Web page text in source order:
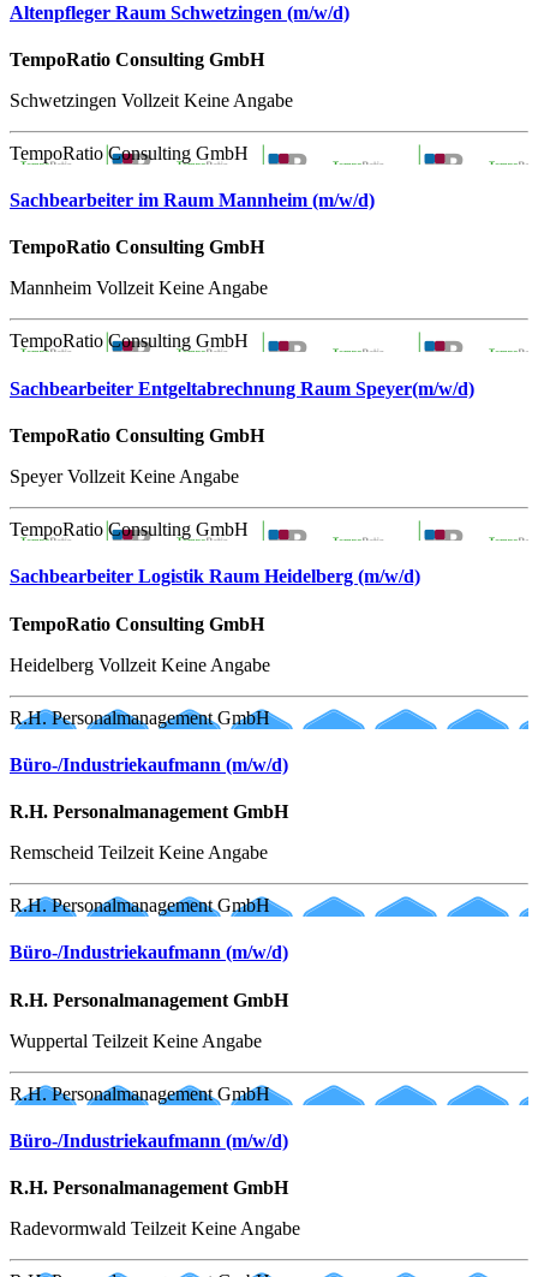
Altenpfleger Raum Schwetzingen (m/w/d)
TempoRatio Consulting GmbH
Schwetzingen Vollzeit Keine Angabe
TempoRatio Consulting GmbH
Sachbearbeiter im Raum Mannheim (m/w/d)
TempoRatio Consulting GmbH
Mannheim VollzeitKeine Angabe
TempoRatio Consulting GmbH
Sachbearbeiter Entgeltabrechnung Raum Speyer(m/w/d)
TempoRatio Consulting GmbH
SpeyerVollzeit Keine Angabe
TempoRatio Consulting GmbH
Sachbearbeiter Logistik Raum Heidelberg (m/w/d)
TempoRatio Consulting GmbH
Heidelberg Vollzeit Keine Angabe
R.H. Personalmanagement GmbH
Büro-/Industriekaufmann (m/w/d)
R.H. Personalmanagement GmbH
Remscheid Teilzeit Keine Angabe
R.H. Personalmanagement GmbH
Büro-/Industriekaufmann (m/w/d)
R.H. Personalmanagement GmbH
Wuppertal Teilzeit Keine Angabe
R.H. Personalmanagement GmbH
Büro-/Industriekaufmann (m/w/d)
R.H. Personalmanagement GmbH
Radevormwald Teilzeit Keine Angabe